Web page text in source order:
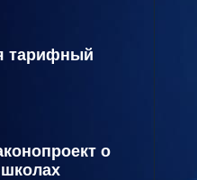
тарифный
о